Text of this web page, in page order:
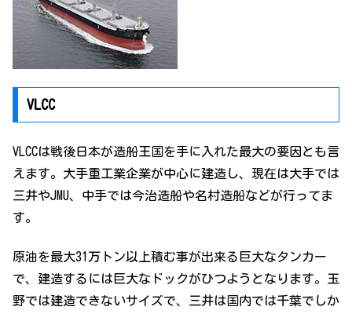
VLCC
VLCCは戦後日本が造船王国を手に入れた最大の要因とも言
えます。大手重工業企業が中心に建造し、現在は大手では
三井やJMU、中手では今治造船や名村造船などが行ってま
す。
原油を最大31万トン以上積む事が出来る巨大なタンカー
で、建造するには巨大なドックがひつようとなります。玉
野では建造できないサイズで、三井は国内では千葉でしか